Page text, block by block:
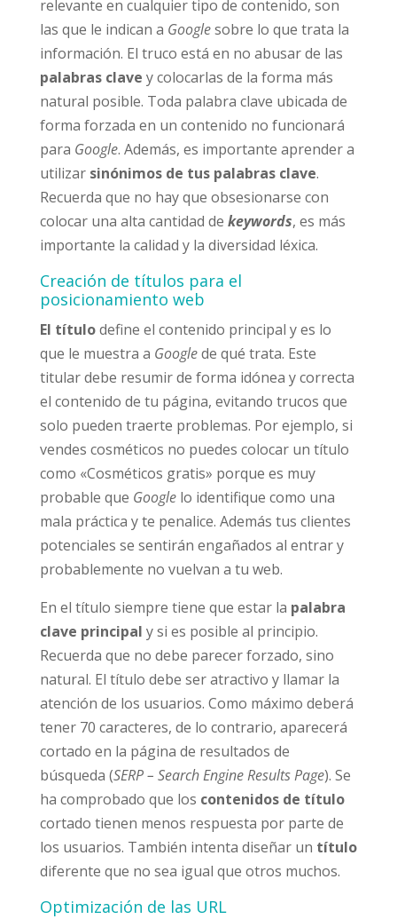
relevante en cualquier tipo de contenido, son
las que le indican a Googlesobre lo que trata la
información. El truco está en no abusar de las
palabras clave y colocarlas de la forma más
natural posible. Toda palabra clave ubicada de
forma forzada en un contenido no funcionará
para Google. Además, es importante aprender a
utilizar sinónimos de tus palabras clave.
Recuerda que no hay que obsesionarse con
colocar una alta cantidad de keywords, es más
importante la calidad y la diversidad léxica.
Creación de títulos para el
posicionamiento web
El títulodefine el contenido principal y es lo
que le muestra a Googlede qué trata. Este
titular debe resumir de forma idónea y correcta
el contenido de tu página, evitando trucos que
solo pueden traerte problemas. Por ejemplo, si
vendes cosméticos no puedes colocar un título
como «Cosméticos gratis» porque es muy
probable que Googlelo identifique como una
mala práctica y te penalice. Además tus clientes
potenciales se sentirán engañados al entrar y
probablemente no vuelvan a tu web.
En el título siempre tiene que estar la palabra
clave principal y si es posible al principio.
Recuerda que no debe parecer forzado, sino
natural. El título debe ser atractivo y llamar la
atención de los usuarios. Como máximo deberá
tener 70 caracteres, de lo contrario, aparecerá
cortado en la página de resultados de
búsqueda (SERP – Search Engine Results Page). Se
ha comprobado que los contenidos de título
cortado tienen menos respuesta por parte de
los usuarios. También intenta diseñar un título
diferente que no sea igual que otros muchos.
Optimización de las URL